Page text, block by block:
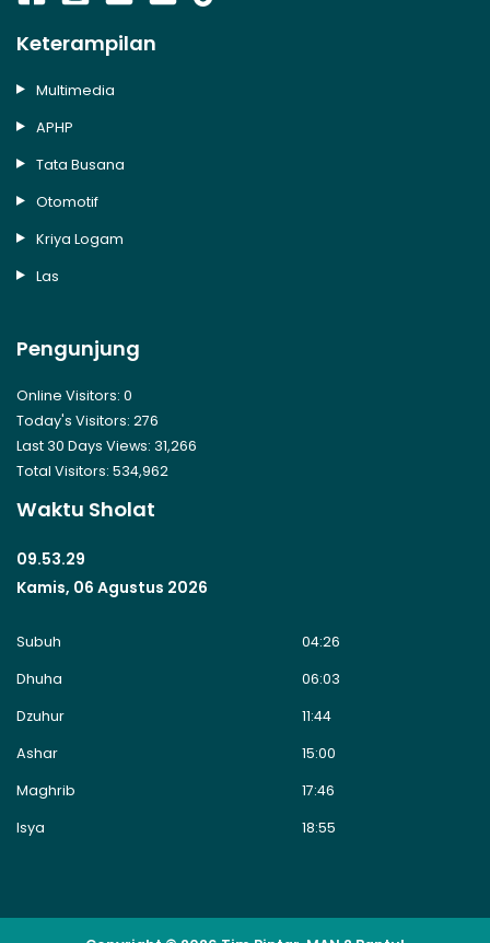
Keterampilan
Multimedia
APHP
Tata Busana
Otomotif
Kriya Logam
Las
Pengunjung
Online Visitors: 0
Today's Visitors: 276
Last 30 Days Views: 31,266
Total Visitors: 534,962
Waktu Sholat
09.53.29
Kamis, 06 Agustus 2026
Subuh
04:26
Dhuha
06:03
Dzuhur
11:44
Ashar
15:00
Maghrib
17:46
Isya
18:55